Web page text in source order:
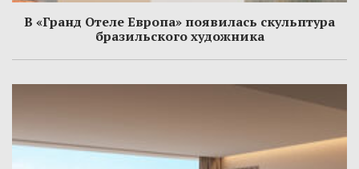
В «Гранд Отеле Европа» появилась скульптура
бразильского художника